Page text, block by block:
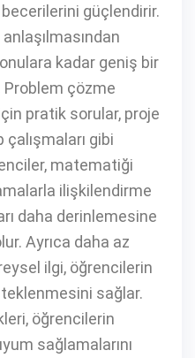
güçlendirir.
kadar geniş bir
çözme
pratik sorular, proje
gibi
matematiği
ilişkilendirme
daha derinlemesine
Ayrıca daha az
ilgi, öğrencilerin
sağlar.
öğrencilerin
sağlamalarını